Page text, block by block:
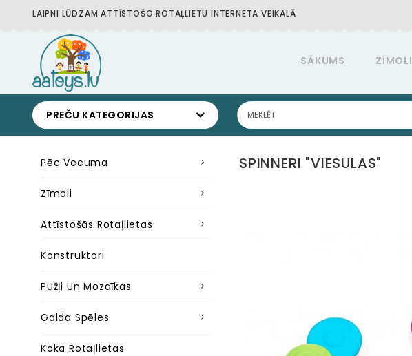
LAIPNI LŪDZAM ATTĪSTOŠO ROTAĻLIETU INTERNETA VEIKALĀ
SĀKUMS ZĪMOLI
PREČU KATEGORIJAS
Pēc Vecuma
Zīmoli
Attīstošās Rotaļlietas
Konstruktori
Pužļi Un Mozaīkas
Galda Spēles
Koka Rotaļlietas
SPINNERI "VIESULAS"